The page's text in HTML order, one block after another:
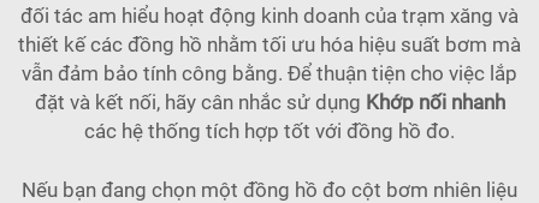
đối tác am hiểu hoạt động kinh doanh của trạm xăng và
thiết kế các đồng hồ nhằm tối ưu hóa hiệu suất bơm mà
vẫn đảm bảo tính công bằng. Để thuận tiện cho việc lắp
đặt và kết nối, hãy cân nhắc sử dụng Khớp nối nhanh
các hệ thống tích hợp tốt với đồng hồ đo.
Nếu bạn đang chọn một đồng hồ đo cột bơm nhiên liệu